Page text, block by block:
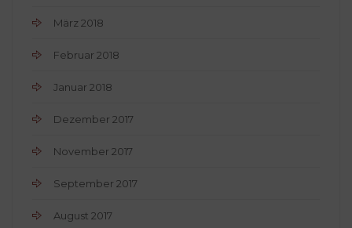
März 2018
Februar 2018
Januar 2018
Dezember 2017
November 2017
September 2017
August 2017